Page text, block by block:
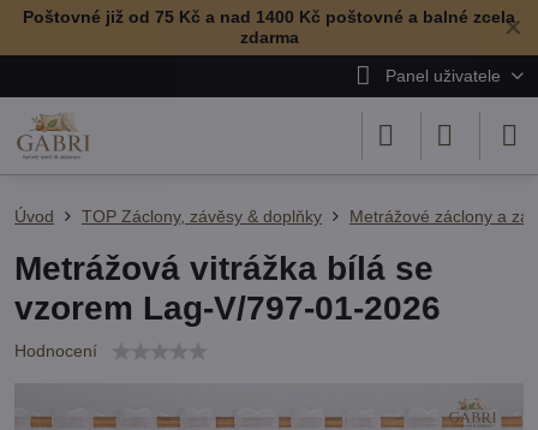
✕
Poštovné již od 75 Kč a nad 1400 Kč poštovné a balné zcela
zdarma
Panel uživatele
Úvod TOP Záclony, závěsy & doplňky Metrážové záclony a
Metrážová vitrážka bílá se
vzorem Lag-V/797-01-2026
Hodnocení